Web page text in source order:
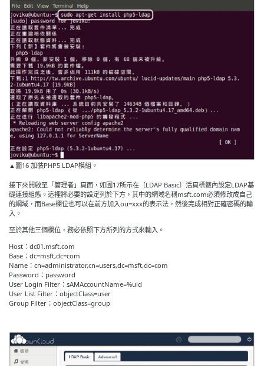
▲圖16 加裝PHP5 LDAP模組。
接下來開啟至「管理者」頁面，如圖17所示在〔LDAP Basic〕活頁標籤內設定LDAP基
礎連接組態。這裡將必要的設定列於下方，其中的網域名稱msft.com必須修改成自己
的網域，而Base欄位也可以在前方加入ou=xxx的表示法，然後完成相對正確密碼的輸
入。
至於其他三個欄位，務必依照下方所列的方式來輸入。
Host：dc01.msft.com
Base：dc=msft,dc=com
Name：cn=administrator,cn=users,dc=msft,dc=com
Password：password
User Login Filter：sAMAccountName=%uid
User List Filter：objectClass=user
Group Filter：objectClass=group